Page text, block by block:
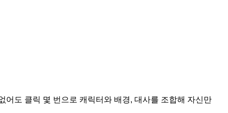
도 클릭 몇 번으로 캐릭터와 배경, 대사를 조합해 자신만